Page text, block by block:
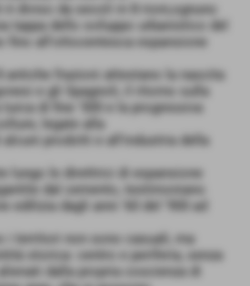
è diviso da secoli in 8 rioni,ognuno
tappa dello sviluppo urbanistico del
fino all'ottocentesca espansione
antiche frazioni attestano la nascita
e gli Spagnoli, il ritorno sulla
di fine '500 e la progressiva
legate alla
alcuni prodotti e all'industria della
lungo le direttrici di espansione
dal cemento, testimoniano
edilizia dagli anni '60 del '900 ad
i territori non sono casuali, ma
storica: centro e periferia, senza
dalla propria coscienza di